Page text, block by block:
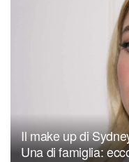
Il make up di
Una di famiglia: